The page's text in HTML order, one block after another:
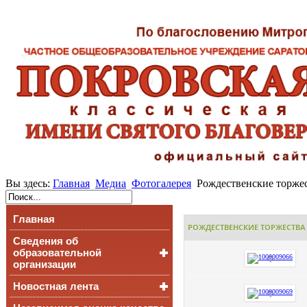
Вы здесь: Главная Медиа Фотогалерея Рождественские
Главная
Сведения об
образовательной
организации
Основные сведения
Структура и органы
Новостная лента
РОЖДЕСТВЕНСКИЕ